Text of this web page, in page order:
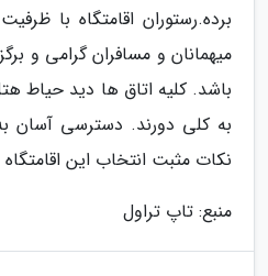
میهمانان و مسافران گرامی و
باشد. کلیه اتاق ها دید حیاط
به کلی دورند. دسترسی آسان
نکات مثبت انتخاب این
منبع: تاپ تراول